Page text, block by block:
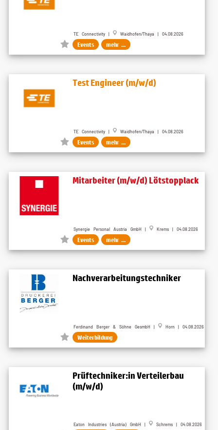
TE Connectivity | Waidhofen/Thaya | 04.08.2026
Events mehr ...
Test Engineer (m/w/d)
TE Connectivity | Waidhofen/Thaya | 04.08.2026
Events mehr ...
Mitarbeiter (m/w/d) Lötstopplack
Synergie Personal Austria GmbH | Krems | 04.08.2026
Events mehr ...
Nachverarbeitungstechniker
Ferdinand Berger & Söhne GesmbH | Horn | 04.08.2026
Weiterbildung
Prüftechniker:in Verteilerbau
(m/w/d)
Eaton Industries (Austria) GmbH | Schrems | 04.08.2026